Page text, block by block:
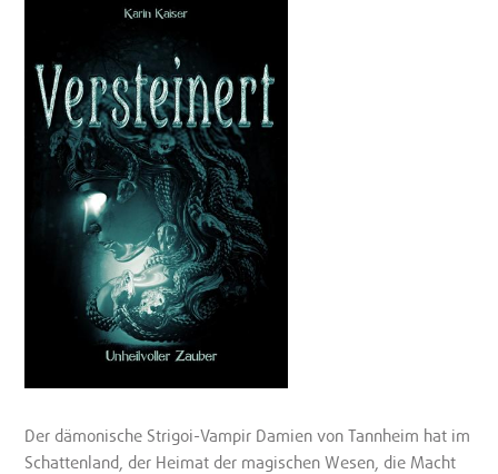
Der dämonische Strigoi-Vampir Damien von Tannheim hat im
Schattenland, der Heimat der magischen Wesen, die Macht